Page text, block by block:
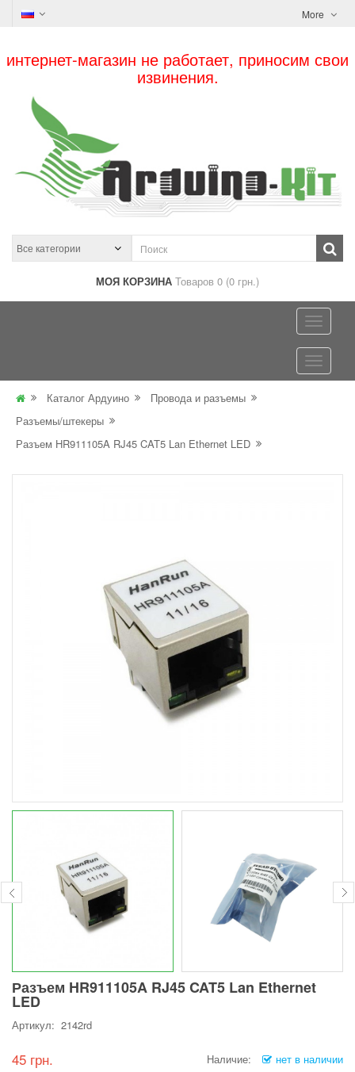
More
интернет-магазин не работает, приносим свои
извинения.
МОЯ КОРЗИНА Товаров 0 (0 грн.)
Каталог Ардуино
Провода и разъемы
Разъемы/штекеры
Разъем HR911105A RJ45 CAT5 Lan Ethernet LED
Разъем HR911105A RJ45 CAT5 Lan Ethernet
LED
Артикул: 2142rd
45 грн. Наличие: нет в наличии